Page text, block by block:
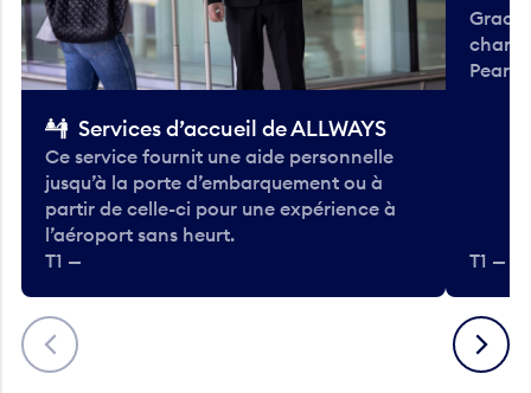
Précédent
Services d’accueil de ALLWAYS
Ce service fournit une aide personnelle
jusqu’à la porte d’embarquement ou à
partir de celle-ci pour une expérience à
l’aéroport sans heurt.
T1 —
T1 —
Suivant